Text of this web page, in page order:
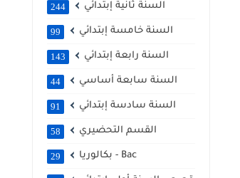
السنة ثانية إبتدائي 244
السنة خامسة إبتدائي 99
السنة رابعة إبتدائي 143
السنة سابعة أساسي 44
السنة سادسة إبتدائي 91
القسم التحضيري 58
بكالوريا - Bac 29